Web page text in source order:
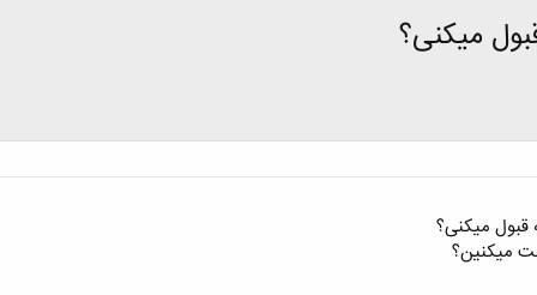
میکنی؟
قبول میکنی؟
میکنین؟